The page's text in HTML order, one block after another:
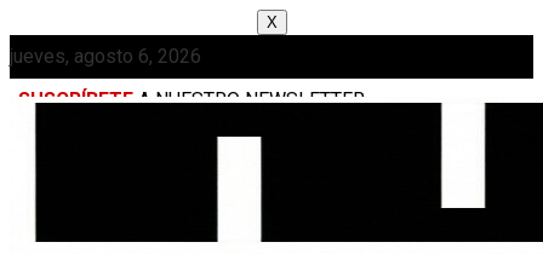
X
jueves, agosto 6, 2026
SUSCRÍBETE A NUESTRO NEWSLETTER